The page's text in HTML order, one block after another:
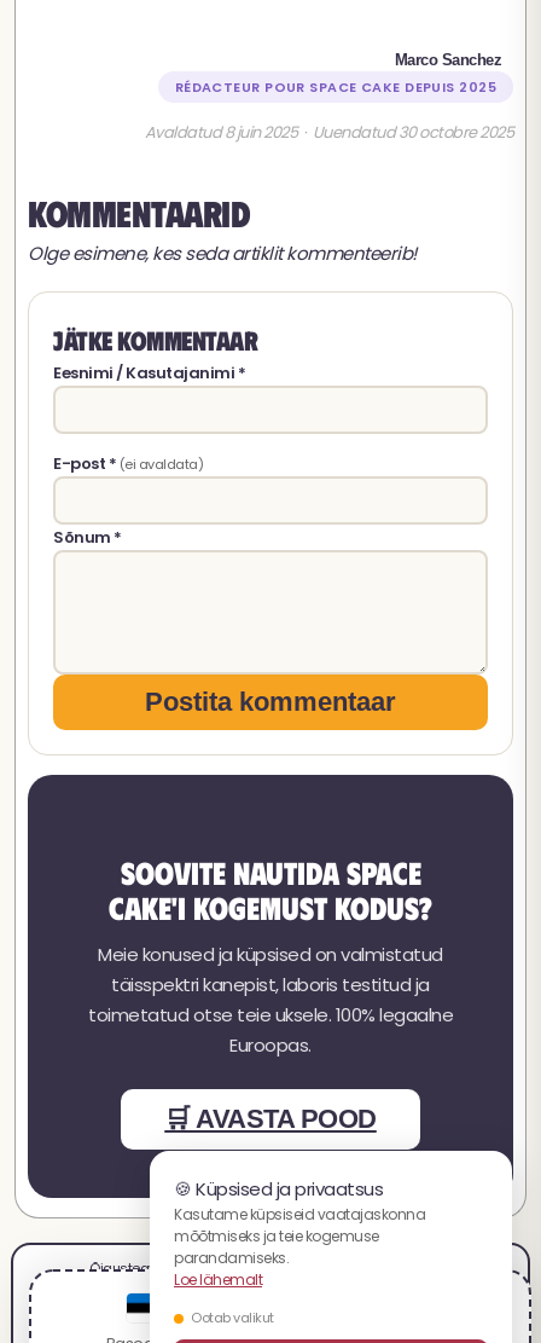
🍪 Küpsised ja privaatsus
Kasutame küpsiseid vaatajaskonna
mõõtmiseks ja teie kogemuse
parandamiseks.
Loe lähemalt
Ootab valikut
Marco Sanchez
RÉDACTEUR POUR SPACE CAKE DEPUIS 2025
Avaldatud 8 juin 2025 · Uuendatud 30 octobre 2025
Kommentaarid
Olge esimene, kes seda artiklit kommenteerib!
Jätke kommentaar
Eesnimi / Kasutajanimi *
E-post * (ei avaldata)
Sõnum *
Postita kommentaar
Soovite nautida Space
Cake'i kogemust kodus?
Meie konused ja küpsised on valmistatud
täisspektri kanepist, laboris testitud ja
toimetatud otse teie uksele. 100% legaalne
Euroopas.
🛒 AVASTA POOD
Õigusteave MüügitingimusedKasutustingimused
Kohaletoimetamine ja tagastamine
Partnerprogramm